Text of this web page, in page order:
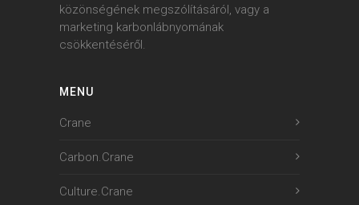
közönségének megszólításáról, vagy a
marketing karbonlábnyomának
csökkentéséről.
MENU
Crane
Carbon.Crane
Culture.Crane